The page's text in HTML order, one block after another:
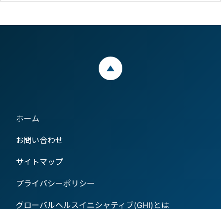
ホーム
お問い合わせ
サイトマップ
プライバシーポリシー
グローバルヘルスイニシャティブ(GHI)とは